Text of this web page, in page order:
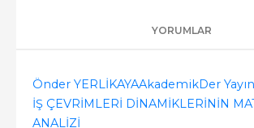
YORUMLAR
Önder YERLİKAYAAkademikDer
İŞ ÇEVRİMLERİ DİNAMİKLERİNİN
ANALİZİ